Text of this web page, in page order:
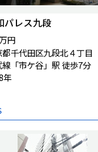
パレス九段
円
千代田区九段北４丁目
「市ケ谷」駅 徒歩7分
年